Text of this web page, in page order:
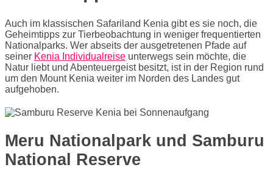
Auch im klassischen Safariland Kenia gibt es sie noch, die
Geheimtipps zur Tierbeobachtung in weniger frequentierten
Nationalparks. Wer abseits der ausgetretenen Pfade auf
seiner Kenia Individualreise unterwegs sein möchte, die
Natur liebt und Abenteuergeist besitzt, ist in der Region rund
um den Mount Kenia weiter im Norden des Landes gut
aufgehoben.
Meru Nationalpark und Samburu
National Reserve